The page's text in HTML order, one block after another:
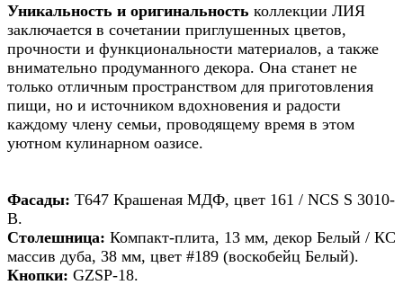
Уникальность и оригинальность коллекции ЛИЯ
заключается в сочетании приглушенных цветов,
прочности и функциональности материалов, а также
внимательно продуманного декора. Она станет не
только отличным пространством для приготовления
пищи, но и источником вдохновения и радости
каждому члену семьи, проводящему время в этом
уютном кулинарном оазисе.
Фасады: Т647 Крашеная МДФ, цвет 161 / NCS S 3010-
B.
Столешница: Компакт-плита, 13 мм, декор Белый / КС
массив дуба, 38 мм, цвет #189 (воскобейц Белый).
Кнопки: GZSP-18.